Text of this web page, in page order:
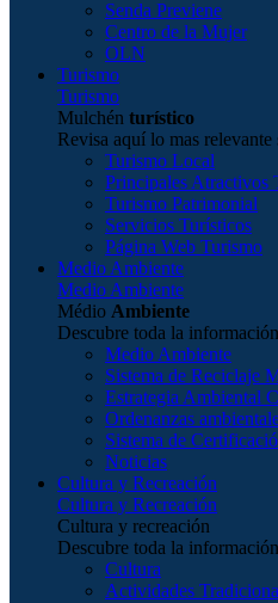
Senda Previene
Centro de la Mujer
OLN
Turismo
Turismo
Mulchén turístico
Revisa aquí lo mas
Turismo Local
Principales Atractivos
Turismo Patrimonial
Servicios Turísticos
Página Web Turismo
Medio Ambiente
Medio Ambiente
Médio Ambiente
Descubre toda la
Medio Ambiente
Sistema de Reciclaje
Estrategia Ambiental
Ordenanzas
Sistema de
Noticias
Cultura y Recreación
Cultura y Recreación
Cultura y recreación
Descubre toda la
Cultura
Actividades